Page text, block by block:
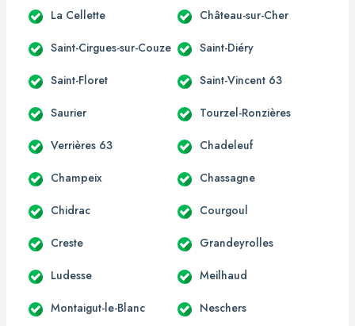
La Cellette Château-sur-Cher
Saint-Cirgues-sur-Couze Saint-Diéry
Saint-Floret Saint-Vincent 63
Saurier Tourzel-Ronzières
Verrières 63 Chadeleuf
Champeix Chassagne
Chidrac Courgoul
Creste Grandeyrolles
Ludesse Meilhaud
Montaigut-le-Blanc Neschers